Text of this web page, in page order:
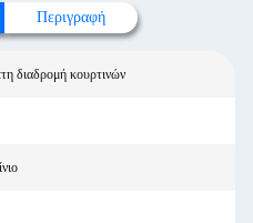
Περιγραφή
διαδρομή κουρτινών